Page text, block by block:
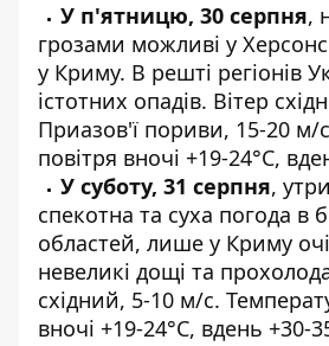
У п'ятницю, 30 серпня,
грозами можливі у
у Криму. В решті регіонів
істотних опадів. Вітер
Приазов'ї пориви, 15-20 м/
повітря вночі +19-24°C,
У суботу, 31 серпня,
спекотна та суха погода в
областей, лише у Криму
невеликі дощі та
східний, 5-10 м/с.
вночі +19-24°C, вдень +30-